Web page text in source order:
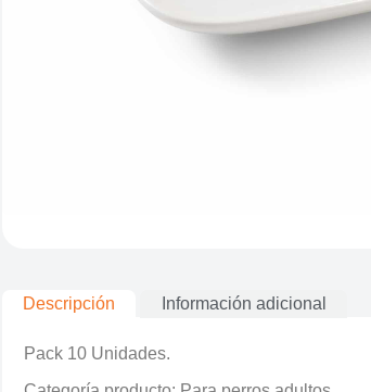
Descripción Información adicional
Pack 10 Unidades.